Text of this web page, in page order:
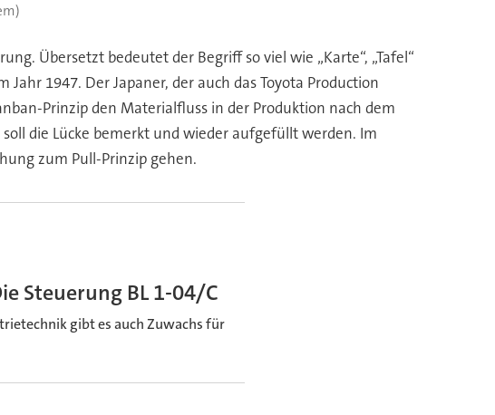
Übersetzt bedeutet der Begriff so viel wie „Karte“, „Tafel“
1947. Der Japaner, der auch das Toyota Production
Prinzip den Materialfluss in der Produktion nach dem
die Lücke bemerkt und wieder aufgefüllt werden. Im
zum Pull-Prinzip gehen.
Steuerung BL 1-04/C
gibt es auch Zuwachs für